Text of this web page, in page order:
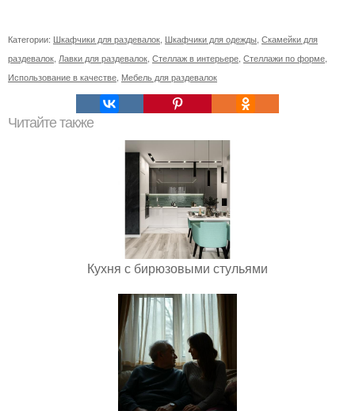
Категории: Шкафчики для раздевалок Шкафчики для одежды Скамейки для
раздевалок Лавки для раздевалок Стеллаж в интерьере Стеллажи по форме
Использование в качестве Мебель для раздевалок
Читайте также
Кухня с бирюзовыми стульями